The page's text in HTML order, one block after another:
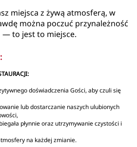
miejsca z żywą atmosferą, w
można poczuć przynależność
— to jest to miejsce.
doświadczenia Gości, aby czuli się
lub dostarczanie naszych ulubionych
płynnie oraz utrzymywanie czystości i
na każdej zmianie.